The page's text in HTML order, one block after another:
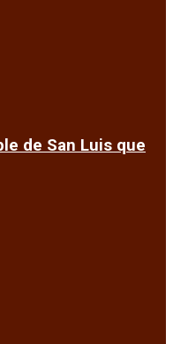
de San Luis que